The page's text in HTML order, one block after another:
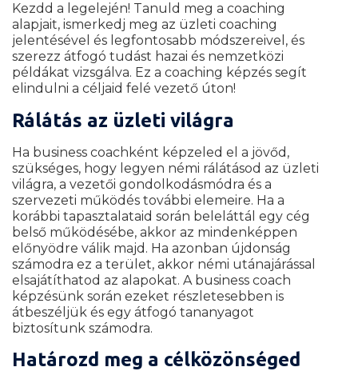
Kezdd a legelején! Tanuld meg a coaching
alapjait, ismerkedj meg az üzleti coaching
jelentésével és legfontosabb módszereivel, és
szerezz átfogó tudást hazai és nemzetközi
példákat vizsgálva. Ez a coaching képzés segít
elindulni a céljaid felé vezető úton!
Rálátás az üzleti világra
Ha business coachként képzeled el a jövőd,
szükséges, hogy legyen némi rálátásod az üzleti
világra, a vezetői gondolkodásmódra és a
szervezeti működés további elemeire. Ha a
korábbi tapasztalataid során beleláttál egy cég
belső működésébe, akkor az mindenképpen
előnyödre válik majd. Ha azonban újdonság
számodra ez a terület, akkor némi utánajárással
elsajátíthatod az alapokat. A business coach
képzésünk során ezeket részletesebben is
átbeszéljük és egy átfogó tananyagot
biztosítunk számodra.
Határozd meg a célközönséged